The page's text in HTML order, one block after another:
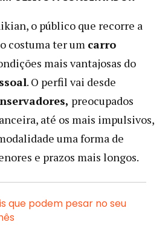
o público que recorre a
costuma ter um carro
mais vantajosas do
. O perfil vai desde
preocupados
até os mais impulsivos,
uma forma de
e prazos mais longos.
que podem pesar no seu